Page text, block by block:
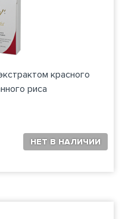
красного
риса